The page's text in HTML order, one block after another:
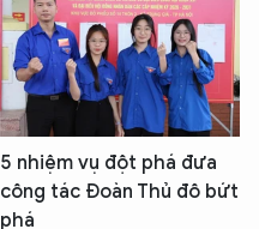
5 nhiệm vụ đột phá đưa
công tác Đoàn Thủ đô bứt
phá